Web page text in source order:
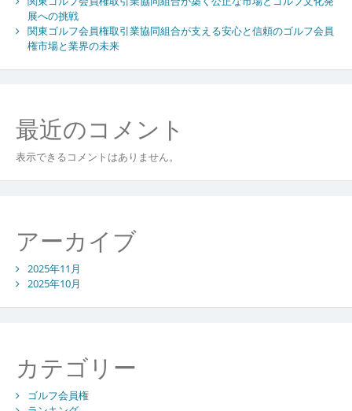
展への挑戦
関東ゴルフ会員権取引業協同組合が支える安心と信頼のゴルフ会員
権市場と業界の未来
最近のコメント
表示できるコメントはありません。
アーカイブ
2025年11月
2025年10月
カテゴリー
ゴルフ会員権